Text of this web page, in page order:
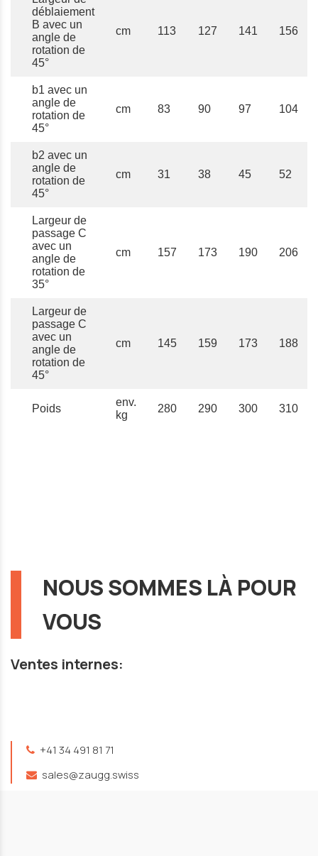
déblaiement
B avec un
angle de
rotation de
45°
cm 113 127 141 156
b1 avec un
angle de
rotation de
45°
cm 83 90 97 104
b2 avec un
angle de
rotation de
45°
cm 31 38 45 52
Largeur de
passage C
avec un
angle de
rotation de
35°
cm 157 173 190 206
Largeur de
passage C
avec un
angle de
rotation de
45°
cm 145 159 173 188
Poids
env.
kg
280 290 300 310
NOUS SOMMES LÀ POUR
VOUS
Ventes internes:
+41 34 491 81 71
sales@zaugg.swiss